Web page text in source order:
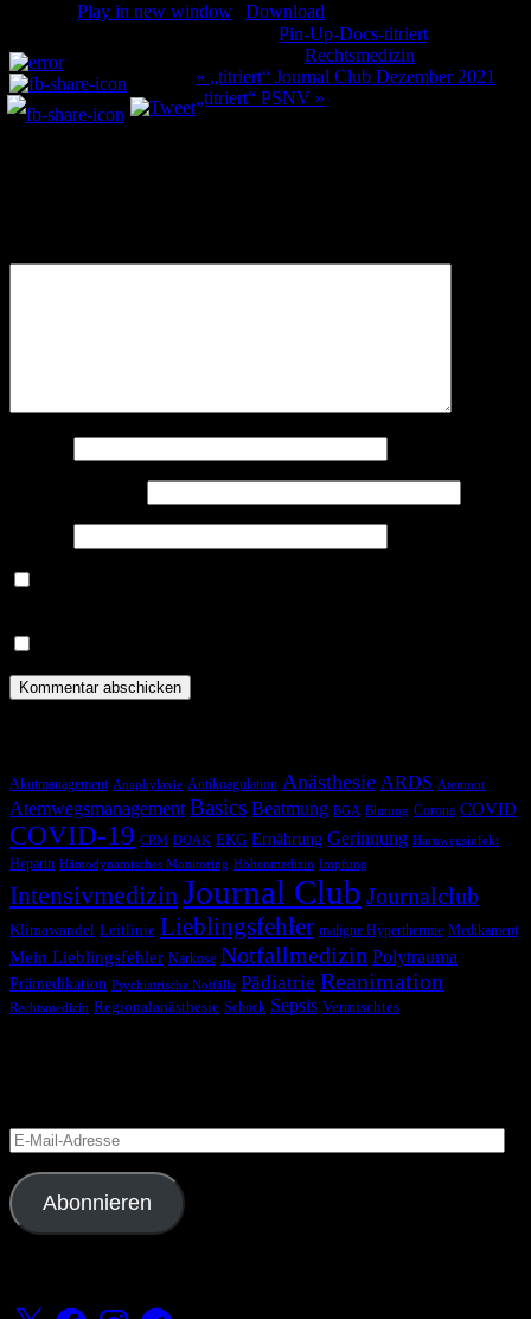
Play in new window
Download
Pin-Up-Docs-titriert
Rechtsmedizin
Beitragsnavigation« „titriert“ Journal Club Dezember 2021
„titriert“ PSNV »
Akutmanagement Anaphylaxie Antikoagulation Anästhesie ARDS Atemnot
Atemwegsmanagement Basics Beatmung BGA Blutung Corona COVID
COVID-19 CRM DOAK EKG Ernährung Gerinnung Harnwegsinfekt
Heparin Hämodynamisches Monitoring Höhenmedizin Impfung
IntensivmedizinJournal Club Journalclub
Klimawandel Leitlinie Lieblingsfehler maligne Hyperthermie Medikament
Mein Lieblingsfehler Narkose Notfallmedizin Polytrauma
Prämedikation Psychiatrische Notfälle Pädiatrie Reanimation
Rechtsmedizin Regionalanästhesie Schock Sepsis Vermischtes
E-
Mail-
Adresse
Abonnieren
X FacebookInstagramTelegram